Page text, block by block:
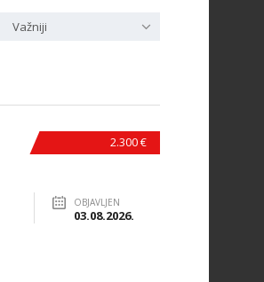
Važniji
2.300 €
OBJAVLJEN
03.08.2026.